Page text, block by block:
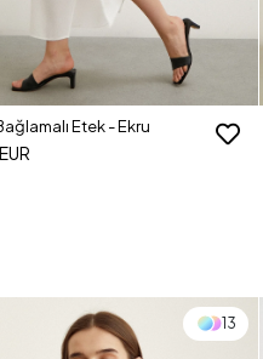
Etek - Ekru
13